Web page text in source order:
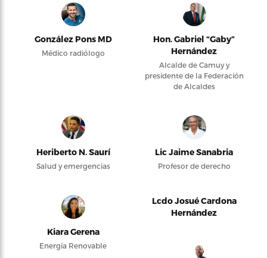
González Pons MD
Médico radiólogo
Hon. Gabriel “Gaby”
Hernández
Alcalde de Camuy y
presidente de la Federación
de Alcaldes
Heriberto N. Saurí
Salud y emergencias
Lic Jaime Sanabria
Profesor de derecho
Kiara Gerena
Energía Renovable
Lcdo Josué Cardona
Hernández